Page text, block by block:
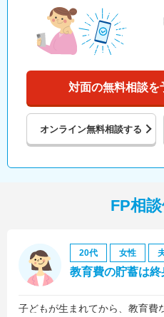
対面の無料相談を
オンライン無料相談する
FP相
20代 女性
教育費の貯蓄は